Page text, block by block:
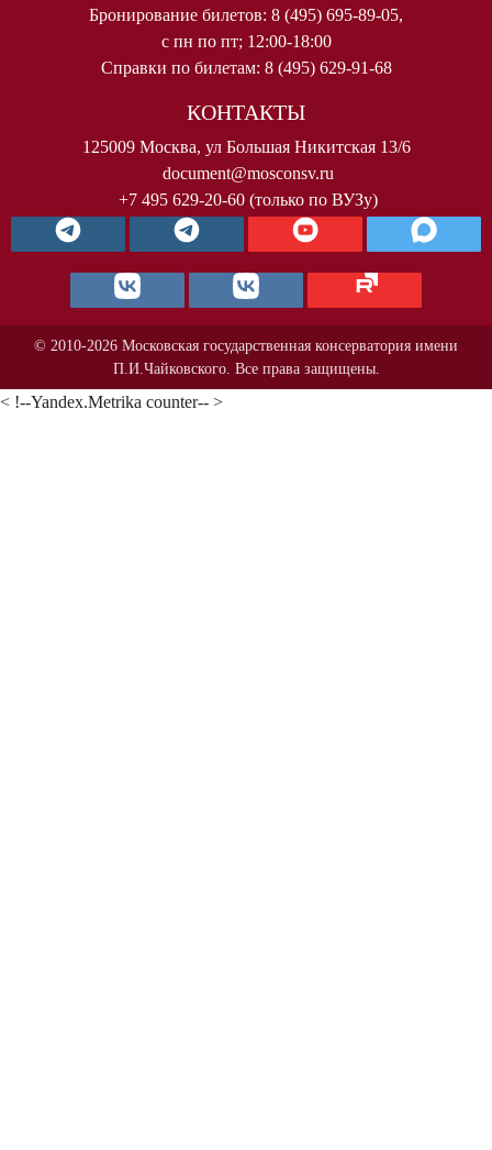
Бронирование билетов: 8 (495) 695-89-05,
с пн по пт; 12:00-18:00
Справки по билетам: 8 (495) 629-91-68
КОНТАКТЫ
125009 Москва, ул Большая Никитская 13/6
document@mosconsv.ru
+7 495 629-20-60 (только по ВУЗу)
© 2010-2026 Московская государственная консерватория имени
П.И.Чайковского. Все права защищены.
< !--Yandex.Metrika counter-- >